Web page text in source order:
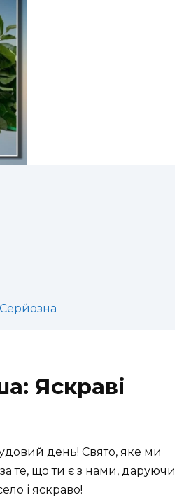
Яскраві
день! Свято, яке ми
те, що ти є з нами, даруючи
і яскраво!